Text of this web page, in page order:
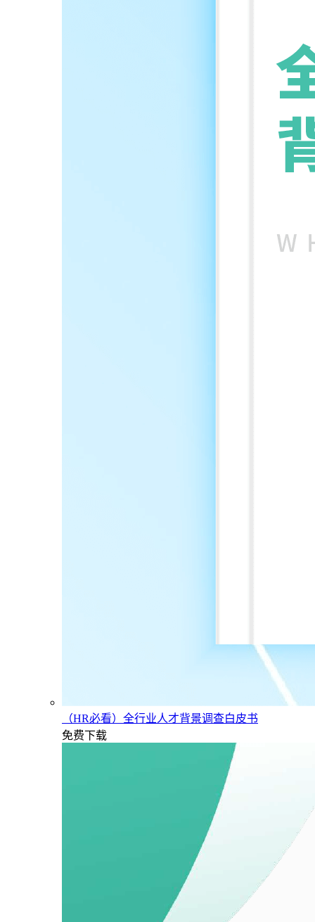
（HR必看）全行业人才背景调查白皮书
免费下载